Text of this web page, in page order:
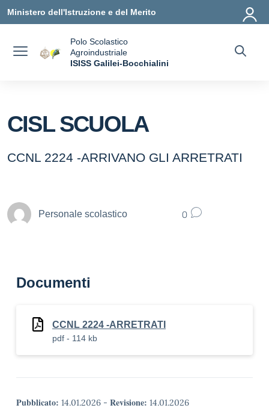
Vai ai contenuti
Vai al menu di navigazione
Vai al footer
Ministero dell'Istruzione e del Merito
Polo Scolastico
Agroindustriale
ISISS Galilei-Bocchialini
CISL SCUOLA
CCNL 2224 -ARRIVANO GLI ARRETRATI
Personale scolastico 0
Documenti
CCNL 2224 -ARRETRATI
pdf - 114 kb
Pubblicato: 14.01.2026 - Revisione: 14.01.2026